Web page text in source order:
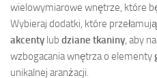
wielowymiarowe wnętrze, które
Wybieraj dodatki, które
akcenty lub dziane tkaniny, aby
wzbogacania wnętrza o elementy
unikalnej aranżacji.